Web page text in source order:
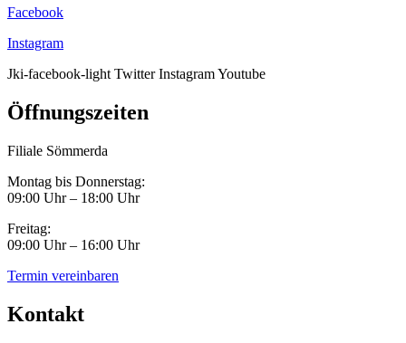
Facebook
Instagram
Jki-facebook-light Twitter InstagramYoutube
Öffnungszeiten
Filiale Sömmerda
Montag bis Donnerstag:
09:00 Uhr – 18:00 Uhr
Freitag:
09:00 Uhr – 16:00 Uhr
Termin vereinbaren
Kontakt